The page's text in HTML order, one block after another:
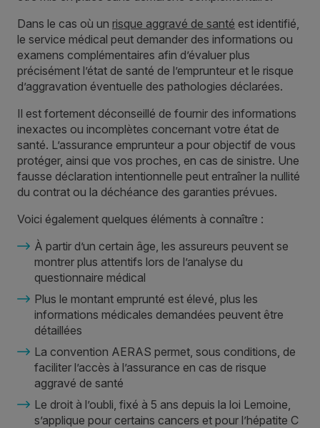
Dans le cas où un risque aggravé de santé est identifié,
le service médical peut demander des informations ou
examens complémentaires afin d’évaluer plus
précisément l’état de santé de l’emprunteur et le risque
d’aggravation éventuelle des pathologies déclarées.
Il est fortement déconseillé de fournir des informations
inexactes ou incomplètes concernant votre état de
santé. L’assurance emprunteur a pour objectif de vous
protéger, ainsi que vos proches, en cas de sinistre. Une
fausse déclaration intentionnelle peut entraîner la nullité
du contrat ou la déchéance des garanties prévues.
Voici également quelques éléments à connaître :
À partir d’un certain âge, les assureurs peuvent se
montrer plus attentifs lors de l’analyse du
questionnaire médical
Plus le montant emprunté est élevé, plus les
informations médicales demandées peuvent être
détaillées
La convention AERAS permet, sous conditions, de
faciliter l’accès à l’assurance en cas de risque
aggravé de santé
Le droit à l’oubli, fixé à 5 ans depuis la loi Lemoine,
s’applique pour certains cancers et pour l’hépatite C